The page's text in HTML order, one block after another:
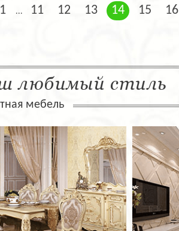
1 ... 11 12 13 14 15 16
любимый стиль
мебель